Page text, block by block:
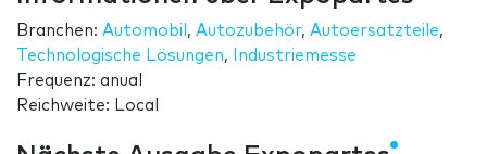
Branchen: Automobil , Autozubehör, Autoersatzteile,
Technologische Lösungen,
Industriemesse
Frequenz: anual
Reichweite: Local